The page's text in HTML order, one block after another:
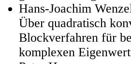
Hans-Joachim
Über quadratisch
Blockverfahren für
komplexen